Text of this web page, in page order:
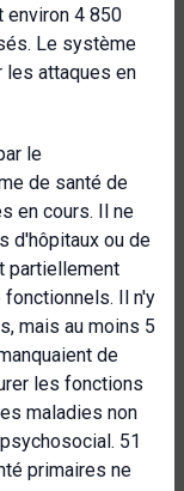
environ 4 850
Le système
les attaques en
le
de santé de
en cours. Il ne
d'hôpitaux ou de
partiellement
Il n'y
mais au moins 5
de
les fonctions
maladies non
51
primaires ne